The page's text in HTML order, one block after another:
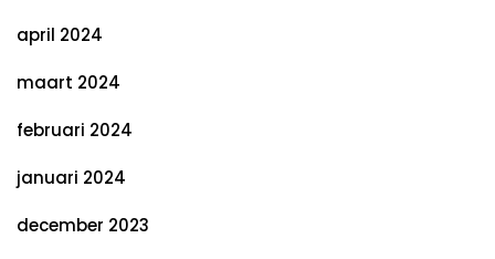
april 2024
maart 2024
februari 2024
januari 2024
december 2023